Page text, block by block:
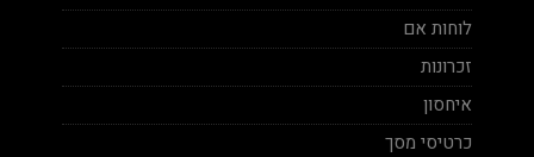
לוחות אם
זכרונות
איחסון
כרטיסי מסך